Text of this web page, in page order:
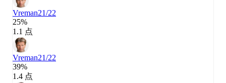
Vreman21/22
25%
1.1 点
Vreman21/22
39%
1.4 点